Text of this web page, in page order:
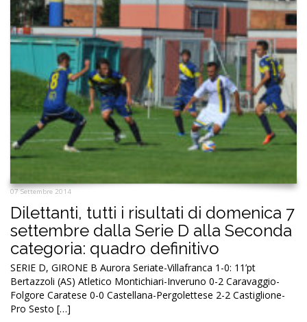
07 Settembre 2014
Dilettanti, tutti i risultati di domenica 7
settembre dalla Serie D alla Seconda
categoria: quadro definitivo
SERIE D, GIRONE B Aurora Seriate-Villafranca 1-0: 11’pt
Bertazzoli (AS) Atletico Montichiari-Inveruno 0-2 Caravaggio-
Folgore Caratese 0-0 Castellana-Pergolettese 2-2 Castiglione-
Pro Sesto […]